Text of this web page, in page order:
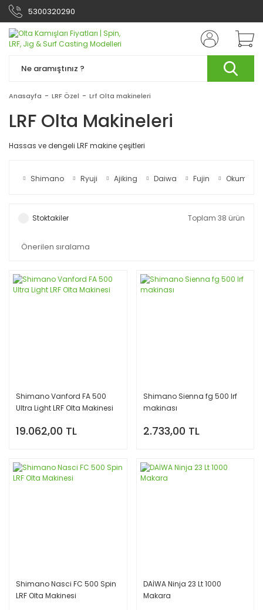
5300320290
Anasayfa LRF Özel Lrf Olta makineleri
LRF Olta Makineleri
Hassas ve dengeli LRF makine çeşitleri
Shimano Ryuji Ajiking Daiwa Fujin Okuma
Stoktakiler Toplam 38 ürün
Shimano Vanford FA 500
Ultra Light LRF Olta Makinesi
19.062,00 TL
Shimano Sienna fg 500 lrf
makinası
2.733,00 TL
Shimano Nasci FC 500 Spin
LRF Olta Makinesi
DAİWA Ninja 23 Lt 1000
Makara